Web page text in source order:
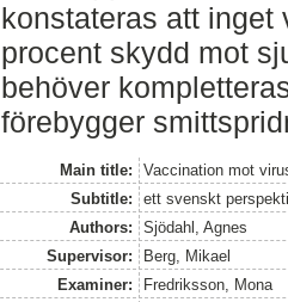
konstateras att inget
procent skydd mot
behöver
förebygger
Main title:
Vaccination mot
Subtitle:
ett svenskt
Authors:
Sjödahl, Agnes
Supervisor:
Berg, Mikael
Examiner:
Fredriksson, Mona